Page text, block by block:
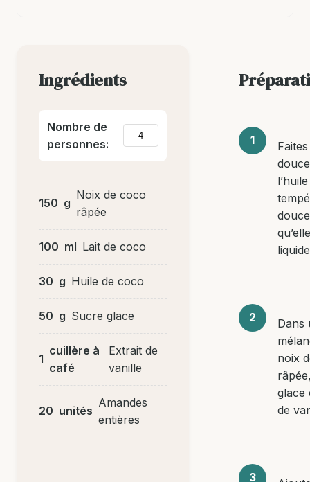
Ingrédients
Nombre de
personnes:
150 g
Noix de coco
râpée
100 ml Lait de coco
30 g Huile de coco
50 g Sucre glace
1
cuillère à
café
Extrait de
vanille
20 unités
Amandes
entières
Dans
noix
glace
de